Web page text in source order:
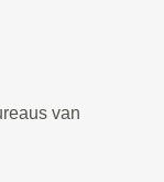
van